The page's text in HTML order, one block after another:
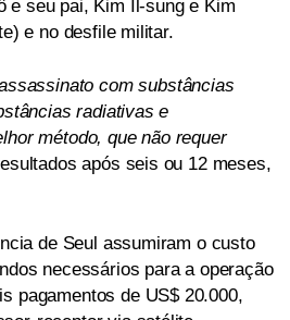
e seu pai, Kim Il-sung e Kim
e no desfile militar.
com substâncias
radiativas e
método, que não requer
após seis ou 12 meses,
de Seul assumiram o custo
necessários para a operação
pagamentos de US$ 20.000,